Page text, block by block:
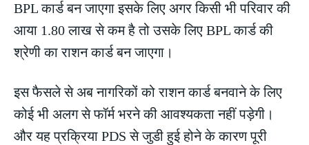
BPL कार्ड बन जाएगा इसके लिए अगर किसी भी परिवार की
आया 1.80 लाख से कम है तो उसके लिए BPL कार्ड की
श्रेणी का राशन कार्ड बन जाएगा।
इस फैसले से अब नागरिकों को राशन कार्ड बनवाने के लिए
कोई भी अलग से फॉर्म भरने की आवश्यकता नहीं पड़ेगी।
और यह प्रक्रिया PDS से जुडी हुई होने के कारण पूरी